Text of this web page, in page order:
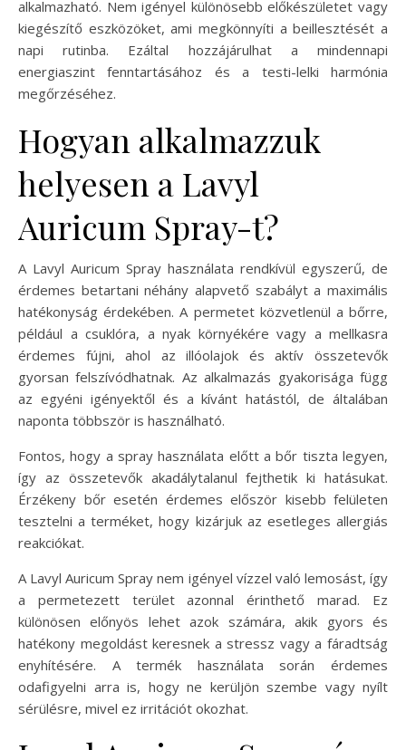
alkalmazható. Nem igényel különösebb előkészületet vagy
kiegészítő eszközöket, ami megkönnyíti a beillesztését a
napi rutinba. Ezáltal hozzájárulhat a mindennapi
energiaszint fenntartásához és a testi-lelki harmónia
megőrzéséhez.
Hogyan alkalmazzuk
helyesen a Lavyl
Auricum Spray-t?
A Lavyl Auricum Spray használata rendkívül egyszerű, de
érdemes betartani néhány alapvető szabályt a maximális
hatékonyság érdekében. A permetet közvetlenül a bőrre,
például a csuklóra, a nyak környékére vagy a mellkasra
érdemes fújni, ahol az illóolajok és aktív összetevők
gyorsan felszívódhatnak. Az alkalmazás gyakorisága függ
az egyéni igényektől és a kívánt hatástól, de általában
naponta többször is használható.
Fontos, hogy a spray használata előtt a bőr tiszta legyen,
így az összetevők akadálytalanul fejthetik ki hatásukat.
Érzékeny bőr esetén érdemes először kisebb felületen
tesztelni a terméket, hogy kizárjuk az esetleges allergiás
reakciókat.
A Lavyl Auricum Spray nem igényel vízzel való lemosást, így
a permetezett terület azonnal érinthető marad. Ez
különösen előnyös lehet azok számára, akik gyors és
hatékony megoldást keresnek a stressz vagy a fáradtság
enyhítésére. A termék használata során érdemes
odafigyelni arra is, hogy ne kerüljön szembe vagy nyílt
sérülésre, mivel ez irritációt okozhat.